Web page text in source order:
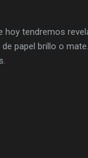
hoy tendremos
papel brillo o